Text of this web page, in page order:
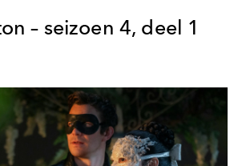
– seizoen 4, deel 1